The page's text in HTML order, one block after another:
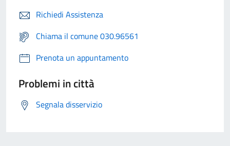
Richiedi Assistenza
Chiama il comune 030.96561
Prenota un appuntamento
Problemi in città
Segnala disservizio